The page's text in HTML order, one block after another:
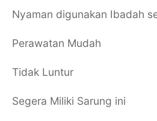
Nyaman digunakan Ibadah
Perawatan Mudah
Tidak Luntur
Segera Miliki Sarung ini